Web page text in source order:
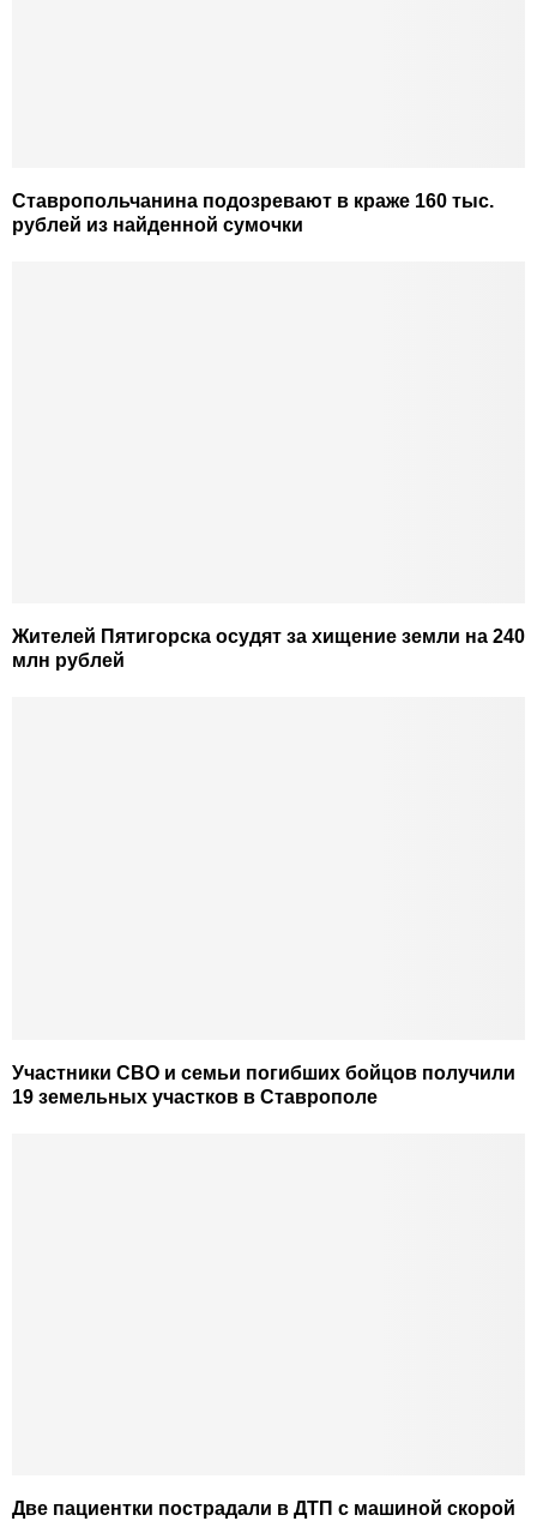
Ставропольчанина подозревают в краже 160 тыс.
рублей из найденной сумочки
Жителей Пятигорска осудят за хищение земли на 240
млн рублей
Участники СВО и семьи погибших бойцов получили
19 земельных участков в Ставрополе
Две пациентки пострадали в ДТП с машиной скорой